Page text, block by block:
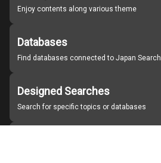
Enjoy contents along various theme
Databases
Find databases connected to Japan Search
Designed Searches
Search for specific topics or databases